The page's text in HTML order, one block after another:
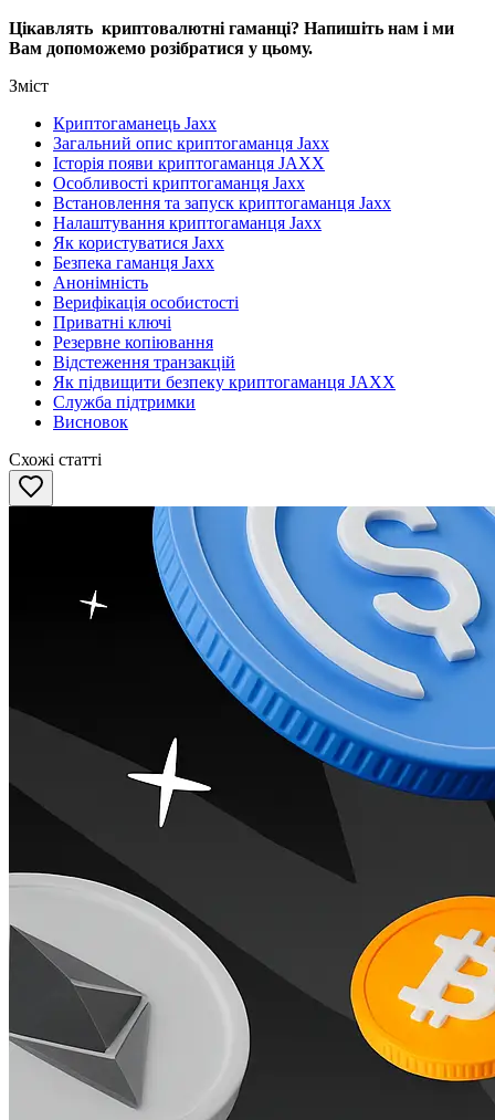
Цікавлять криптовалютні гаманці? Напишіть нам і ми
Вам допоможемо розібратися у цьому.
Зміст
Криптогаманець Jaxx
Загальний опис криптогаманця Jaxx
Історія появи криптогаманця JAXX
Особливості криптогаманця Jaxx
Встановлення та запуск криптогаманця Jaxx
Налаштування криптогаманця Jaxx
Як користуватися Jaxx
Безпека гаманця Jaxx
Анонімність
Верифікація особистості
Приватні ключі
Резервне копіювання
Відстеження транзакцій
Як підвищити безпеку криптогаманця JAXX
Служба підтримки
Висновок
Схожі статті